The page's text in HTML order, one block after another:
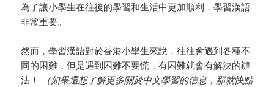
為了讓小學生在往後的學習和生活中更加順利，學習漢語
非常重要。
然而，學習漢語對於香港小學生來說，往往會遇到各種不
同的困難，但是遇到困難不要慌，有困難就會有解決的辦
法！
（如果還想了解更多關於中文學習的信息，那就快點